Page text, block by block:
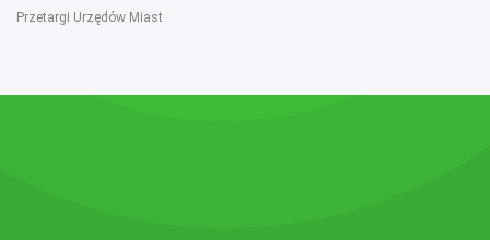
Przetargi Urzędów Miast